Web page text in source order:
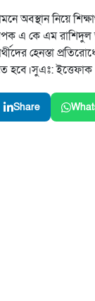
অবস্থান নিয়ে
এ কে এম
হেনস্তা
হবে।সুএঃ: ইত্তেফাক
Share